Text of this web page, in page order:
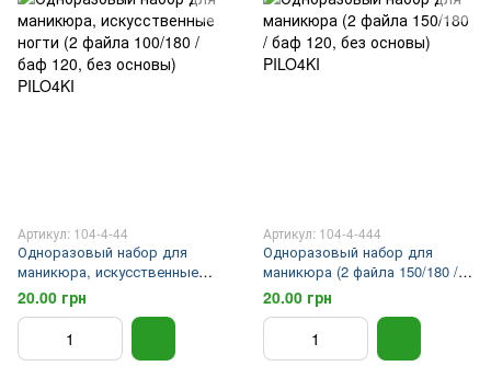
Артикул: 104-4-44
Одноразовый набор для
маникюра, искусственные
ногти (2 файла 100/180 / баф
120, без основы) PILO4KI
20.00 грн
Артикул: 104-4-444
Одноразовый набор для
маникюра (2 файла 150/180 /
баф 120, без основы) PILO4KI
20.00 грн